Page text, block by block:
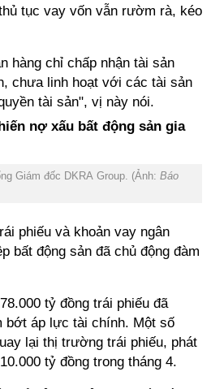
tục vay vốn vẫn rườm rà, kéo
hàng chỉ chấp nhận tài sản
chưa linh hoạt với các tài sản
tài sản", vị này nói.
nợ xấu bất động sản gia
Giám đốc DKRA Group. (Ảnh: Báo
phiếu và khoản vay ngân
bất động sản đã chủ động đàm
tỷ đồng trái phiếu đã
bớt áp lực tài chính. Một số
lại thị trường trái phiếu, phát
tỷ đồng trong tháng 4.